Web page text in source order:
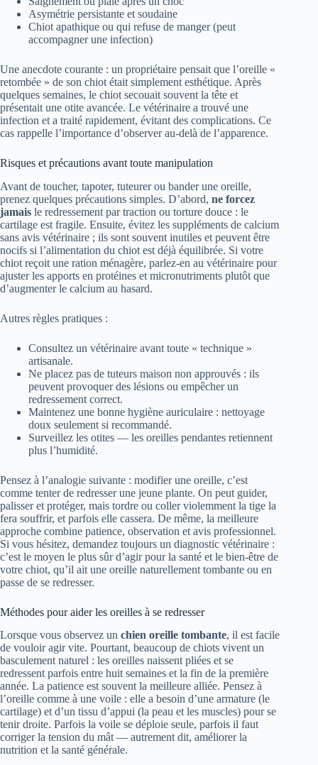
Asymétrie persistante et soudaine
Chiot apathique ou qui refuse de manger (peut
accompagner une infection)
Une anecdote courante : un propriétaire pensait que l’oreille «
retombée » de son chiot était simplement esthétique. Après
quelques semaines, le chiot secouait souvent la tête et
présentait une otite avancée. Le vétérinaire a trouvé une
infection et a traité rapidement, évitant des complications. Ce
cas rappelle l’importance d’observer au-delà de l’apparence.
Risques et précautions avant toute manipulation
Avant de toucher, tapoter, tuteurer ou bander une oreille,
prenez quelques précautions simples. D’abord, ne forcez
jamais le redressement par traction ou torture douce : le
cartilage est fragile. Ensuite, évitez les suppléments de calcium
sans avis vétérinaire ; ils sont souvent inutiles et peuvent être
nocifs si l’alimentation du chiot est déjà équilibrée. Si votre
chiot reçoit une ration ménagère, parlez-en au vétérinaire pour
ajuster les apports en protéines et micronutriments plutôt que
d’augmenter le calcium au hasard.
Autres règles pratiques :
Consultez un vétérinaire avant toute « technique »
artisanale.
Ne placez pas de tuteurs maison non approuvés : ils
peuvent provoquer des lésions ou empêcher un
redressement correct.
Maintenez une bonne hygiène auriculaire : nettoyage
doux seulement si recommandé.
Surveillez les otites — les oreilles pendantes retiennent
plus l’humidité.
Pensez à l’analogie suivante : modifier une oreille, c’est
comme tenter de redresser une jeune plante. On peut guider,
palisser et protéger, mais tordre ou coller violemment la tige la
fera souffrir, et parfois elle cassera. De même, la meilleure
approche combine patience, observation et avis professionnel.
Si vous hésitez, demandez toujours un diagnostic vétérinaire :
c’est le moyen le plus sûr d’agir pour la santé et le bien-être de
votre chiot, qu’il ait une oreille naturellement tombante ou en
passe de se redresser.
Méthodes pour aider les oreilles à se redresser
Lorsque vous observez un chien oreille tombante, il est facile
de vouloir agir vite. Pourtant, beaucoup de chiots vivent un
basculement naturel : les oreilles naissent pliées et se
redressent parfois entre huit semaines et la fin de la première
année. La patience est souvent la meilleure alliée. Pensez à
l’oreille comme à une voile : elle a besoin d’une armature (le
cartilage) et d’un tissu d’appui (la peau et les muscles) pour se
tenir droite. Parfois la voile se déploie seule, parfois il faut
corriger la tension du mât — autrement dit, améliorer la
nutrition et la santé générale.